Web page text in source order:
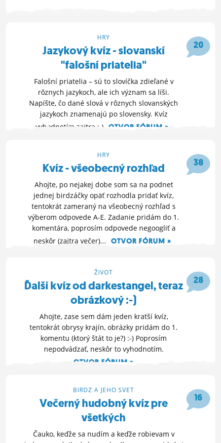
20
HRY
Jazykový kvíz - slovanskí
"falošní priatelia"
Falošní priatelia – sú to slovíčka zdieľané v
rôznych jazykoch, ale ich význam sa líši.
Napíšte, čo dané slová v rôznych slovanských
jazykoch znamenajú po slovensky. Kvíz
vyhodnotím zajtra :-) OTVOR FÓRUM »
38
HRY
Kvíz - všeobecný rozhľad
Ahojte, po nejakej dobe som sa na podnet
jednej birdzáčky opäť rozhodla pridať kvíz,
tentokrát zameraný na všeobecný rozhľad s
výberom odpovede A-E. Zadanie pridám do 1.
komentára, poprosím odpovede negoogliť a
neskôr (zajtra večer)...
OTVOR FÓRUM »
28
ŽIVOT
Ďalší kvíz od darkestangel, teraz
obrázkový :-)
Ahojte, zase sem dám jeden kratší kvíz,
tentokrát obrysy krajín, obrázky pridám do 1.
komentu (ktorý štát to je?) :-) Poprosím
nepodvádzať, neskôr to vyhodnotím.
OTVOR FÓRUM »
16
BIRDZ A JEHO SVET
Večerný hudobný kvíz pre
všetkých
Čauko, keďže sa nudím a keďže robievam v